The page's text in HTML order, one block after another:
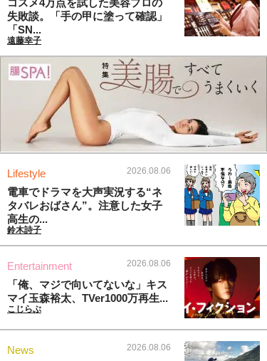
コスメ4万点を試した美容プロの
失敗談。「手の甲に塗って確認」
「SN...
遠藤幸子
Lifestyle 2026.08.06
電車でドラマを大声実況する“ネ
タバレおばさん”。注意した女子
高生の...
鈴木詩子
Entertainment 2026.08.06
「俺、マジで向いてないな」キス
マイ玉森裕太、TVer1000万再生...
こじらぶ
News 2026.08.06